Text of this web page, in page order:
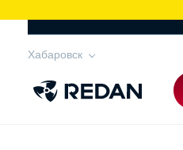
Хабаровск